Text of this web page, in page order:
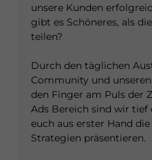
unsere Kunden
gibt es Schöneres, als
teilen?
Durch den täglichen
Community und
den Finger am Puls der
Ads Bereich sind wir
euch aus erster Hand
Strategien präsentieren.